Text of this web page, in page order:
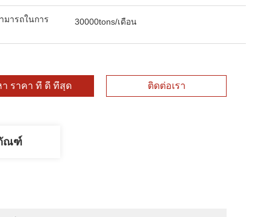
มารถในการ
30000tons/เดือน
า ราคา ที่ ดี ที่สุด ติดต่อเรา
ณฑ์